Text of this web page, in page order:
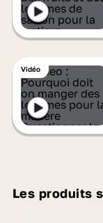
Vidéo
Les produits